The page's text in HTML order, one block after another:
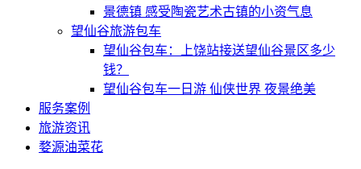
景德镇 感受陶瓷艺术古镇的小资气息
望仙谷旅游包车
望仙谷包车：上饶站接送望仙谷景区多少
钱？
望仙谷包车一日游 仙侠世界 夜景绝美
服务案例
旅游资讯
婺源油菜花